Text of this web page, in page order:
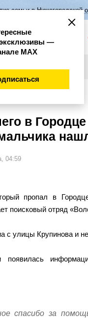
области
в Городце
04:59
пропал в
поисковый отряд
с улицы Крупинова и
появилась
спасибо за
эксклюзивы —
МАХ